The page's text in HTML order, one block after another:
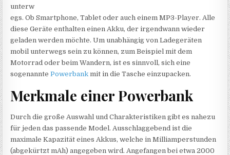
unterw
egs. Ob Smartphone, Tablet oder auch einem MP3-Player. Alle
diese Geräte enthalten einen Akku, der irgendwann wieder
geladen werden möchte. Um unabhängig von Ladegeräten
mobil unterwegs sein zu können, zum Beispiel mit dem
Motorrad oder beim Wandern, ist es sinnvoll, sich eine
sogenanntePowerbank mit in die Tasche einzupacken.
Merkmale einer Powerbank
Durch die große Auswahl und Charakteristiken gibt es nahezu
für jeden das passende Model. Ausschlaggebend ist die
maximale Kapazität eines Akkus, welche in Milliamperstunden
(abgekürtzt mAh) angegeben wird. Angefangen bei etwa 2000